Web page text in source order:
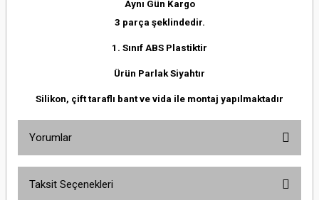
Aynı Gün Kargo
3 parça şeklindedir.
1. Sınıf ABS Plastiktir
Ürün Parlak Siyahtır
Silikon, çift taraflı bant ve vida ile montaj yapılmaktadır
Yorumlar
Taksit Seçenekleri